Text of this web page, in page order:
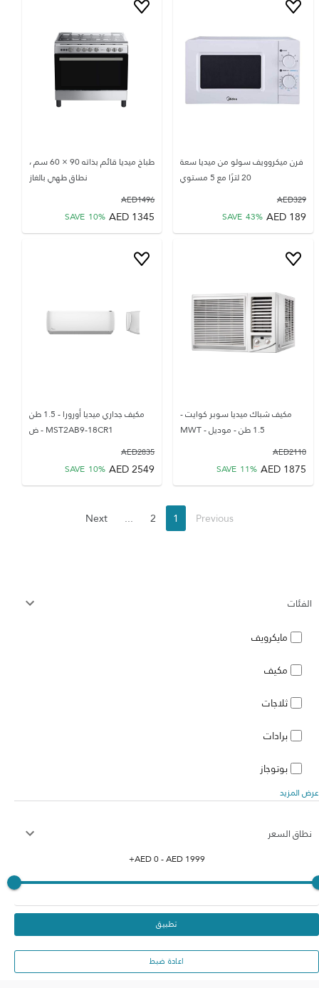
الفئات
مايكرويف
مكيف
ثلاجات
برادات
بوتوجاز
عرض المزيد
نطاق السعر
AED0- AED1999
+
تطبيق
اعادة ضبط
فرن ميكروويف سولو من ميديا سعة
20 لترًا مع 5 مستوي
329
AED
189
AED
SAVE 43%
طباخ ميديا قائم بذاته 90 × 60 سم ،
نطاق طهي بالغاز
1496
AED
1345
AED
SAVE 10%
مكيف شباك ميديا سوبر كوايت -
1.5 طن - موديل - MWT
2110
AED
1875
AED
SAVE 11%
مكيف جداري ميديا أورورا - 1.5 طن
MST2AB9-18CR1 - ض
2835
AED
2549
AED
SAVE 10%
Previous
1
2
...
Next